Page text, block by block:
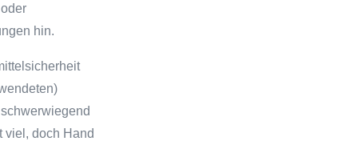
hin.
viel, doch Hand